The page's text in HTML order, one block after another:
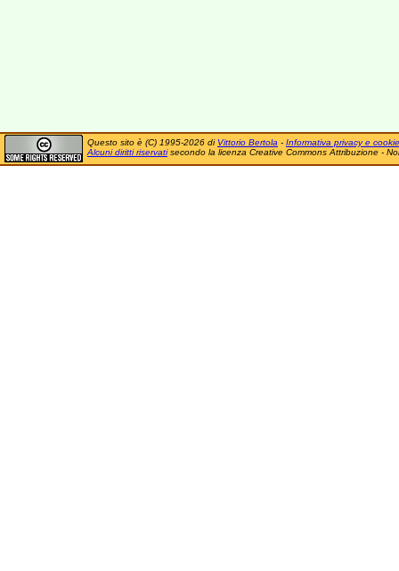
Questo sito è (C) 1995-2026 di Vittorio Bertola - Informativa privacy e cookie
Alcuni diritti riservatisecondo la licenza Creative Commons Attribuzione -